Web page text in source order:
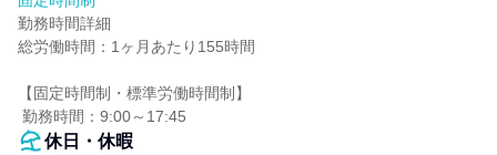
勤務時間詳細
総労働時間：1ヶ月あたり155時間
【固定時間制・標準労働時間制】
勤務時間：9:00～17:45
休日・休暇